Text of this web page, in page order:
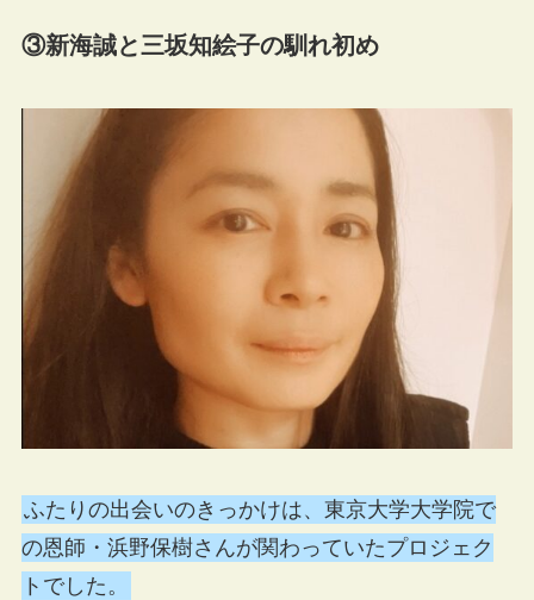
③新海誠と三坂知絵子の馴れ初め
ふたりの出会いのきっかけは、東京大学大学院で
の恩師・浜野保樹さんが関わっていたプロジェク
トでした。